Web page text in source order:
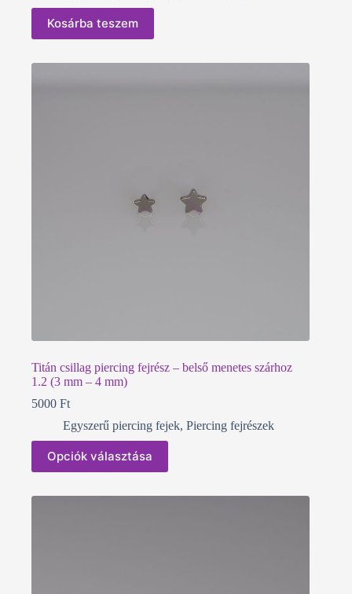
Kosárba teszem
Titán csillag piercing fejrész – belső menetes szárhoz
1.2 (3 mm – 4 mm)
5000 Ft
Egyszerű piercing fejek, Piercing fejrészek
Opciók választása
Ennek
terméknek